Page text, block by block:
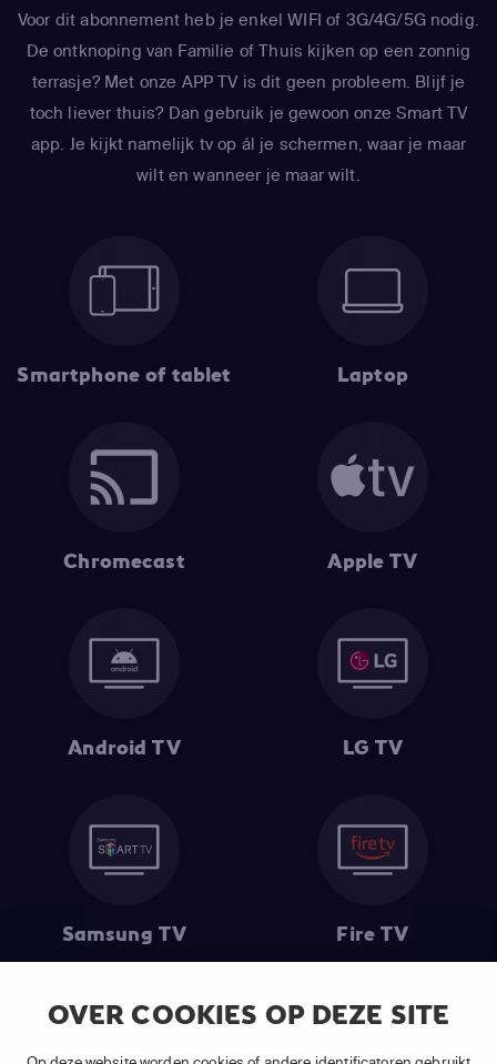
OVER COOKIES OP DEZE SITE
Voor dit abonnement heb je enkel WIFI of 3G/4G/5G nodig.
De ontknoping van Familie of Thuis kijken op een zonnig
terrasje? Met onze APP TV is dit geen probleem. Blijf je
toch liever thuis? Dan gebruik je gewoon onze Smart TV
app. Je kijkt namelijk tv op ál je schermen, waar je maar
wilt en wanneer je maar wilt.
Smartphone of tablet Laptop
Chromecast Apple TV
Android TV LG TV
Samsung TV Fire TV
(1) De eerste 30 dagen gratis: Geldig op alle nieuwe abonnementen